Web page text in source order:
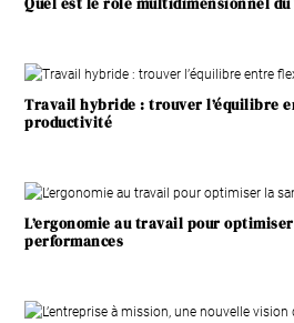
Travail hybride : trouver l’équilibre
productivité
L’ergonomie au travail pour
performances